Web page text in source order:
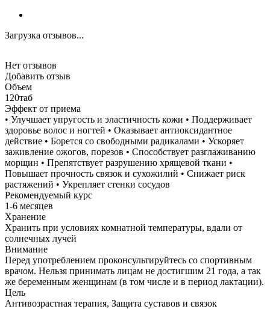
Загрузка отзывов...
Нет отзывов
Добавить отзыв
Объем
120таб
Эффект от приема
• Улучшает упругость и эластичность кожи • Поддерживает
здоровье волос и ногтей • Оказывает антиоксидантное
действие • Борется со свободными радикалами • Ускоряет
заживление ожогов, порезов • Способствует разглаживанию
морщин • Препятствует разрушению хрящевой ткани •
Повышает прочность связок и сухожилий • Снижает риск
растяжений • Укрепляет стенки сосудов
Рекомендуемый курс
1-6 месяцев
Хранение
Хранить при условиях комнатной температуры, вдали от
солнечных лучей
Внимание
Перед употреблением проконсультируйтесь со спортивным
врачом. Нельзя принимать лицам не достигшим 21 года, а так
же беременным женщинам (в том числе и в период лактации).
Цель
Антивозрастная терапия, Защита суставов и связок